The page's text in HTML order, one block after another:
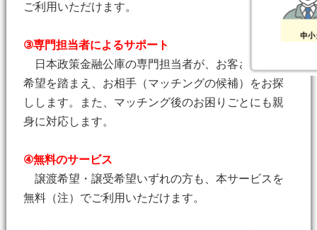
ご利用いただけます。
③専門担当者によるサポート
日本政策金融公庫の専門担当者が、お客さまのご
希望を踏まえ、お相手（マッチングの候補）をお探
しします。また、マッチング後のお困りごとにも親
身に対応します。
④無料のサービス
譲渡希望・譲受希望いずれの方も、本サービスを
無料（注）でご利用いただけます。